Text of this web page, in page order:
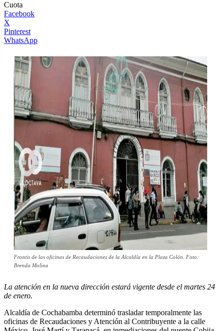
Cuota
Facebook
X
Pinterest
WhatsApp
Frontis de las oficinas de Recaudaciones de la Alcaldía en la Plaza Colón. Foto:
Brenda Molina
La atención en la nueva dirección estará vigente desde el martes 24
de enero.
Alcaldía de Cochabamba determinó trasladar temporalmente las
oficinas de Recaudaciones y Atención al Contribuyente a la calle